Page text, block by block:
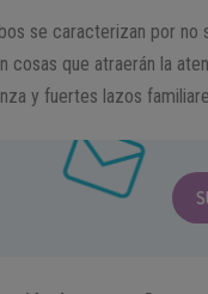
se caracterizan por no
que atraerán la
y fuertes lazos